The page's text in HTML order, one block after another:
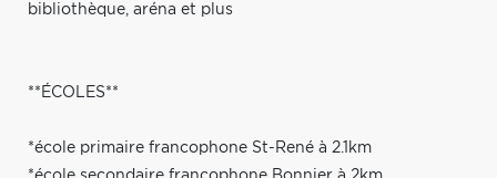
bibliothèque, aréna et plus
**ÉCOLES**
*école primaire francophone St-René à 2.1km